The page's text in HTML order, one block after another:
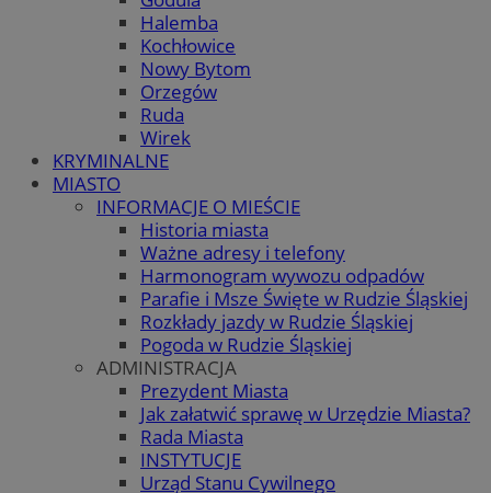
Halemba
Kochłowice
Nowy Bytom
Orzegów
Ruda
Wirek
KRYMINALNE
MIASTO
INFORMACJE O MIEŚCIE
Historia miasta
Ważne adresy i telefony
Harmonogram wywozu odpadów
Parafie i Msze Święte w Rudzie Śląskiej
Rozkłady jazdy w Rudzie Śląskiej
Pogoda w Rudzie Śląskiej
ADMINISTRACJA
Prezydent Miasta
Jak załatwić sprawę w Urzędzie Miasta?
Rada Miasta
INSTYTUCJE
Urząd Stanu Cywilnego